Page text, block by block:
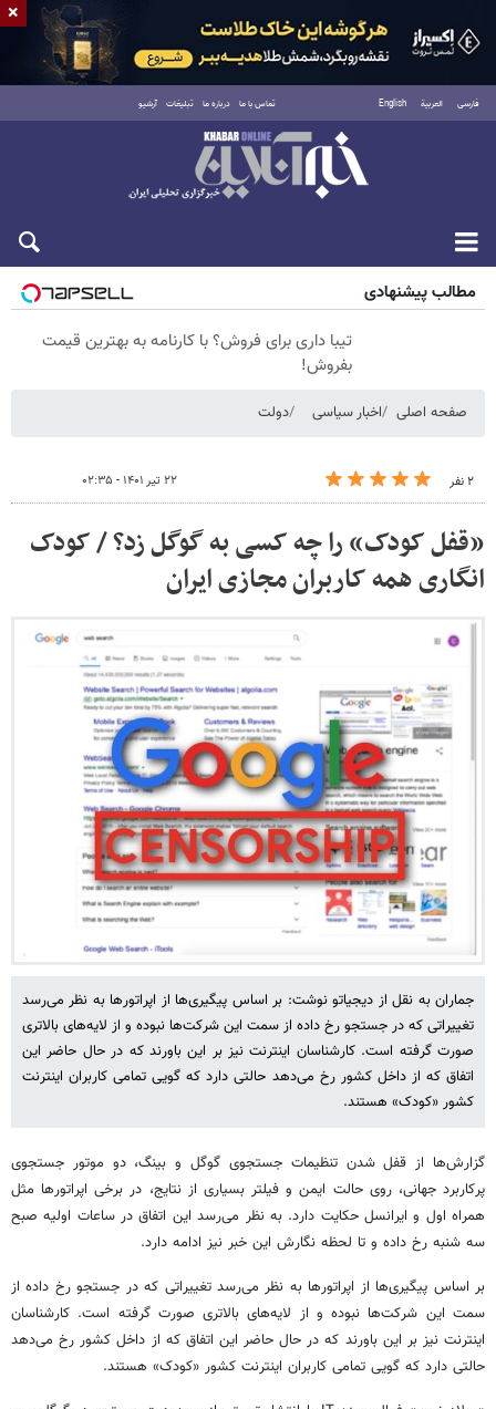
فارسی العربية English تماس با ما درباره ما تبلیغات آرشیو
شنبه ۱۷ مرداد ۱۴۰۵
مطالب پیشنهادی
تیبا داری برای فروش؟ با کارنامه به بهترین قیمت
بفروش!
صفحه اصلی اخبار سیاسی دولت
۲ نفر ۲۲ تیر ۱۴۰۱ - ۰۲:۳۵
«قفل کودک» را چه کسی به گوگل زد؟ / کودک
انگاری همه کاربران مجازی ایران
جماران به نقل از دیجیاتو نوشت: بر اساس پیگیری‌ها از اپراتورها به نظر می‌رسد
تغییراتی که در جستجو رخ داده از سمت این شرکت‌ها نبوده و از لایه‌های بالاتری
صورت گرفته است. کارشناسان اینترنت نیز بر این باورند که در حال حاضر این
اتفاق که از داخل کشور رخ می‌دهد حالتی دارد که گویی تمامی کاربران اینترنت
کشور «کودک» هستند.
گزارش‌ها از قفل شدن تنظیمات جستجوی گوگل و بینگ، دو موتور جستجوی
پرکاربرد جهانی، روی حالت ایمن و فیلتر بسیاری از نتایج، در برخی اپراتورها مثل
همراه اول و ایرانسل حکایت دارد. به نظر می‌رسد این اتفاق در ساعات اولیه صبح
سه شنبه رخ داده و تا لحظه نگارش این خبر نیز ادامه دارد.
بر اساس پیگیری‌ها از اپراتورها به نظر می‌رسد تغییراتی که در جستجو رخ داده از
سمت این شرکت‌ها نبوده و از لایه‌های بالاتری صورت گرفته است. کارشناسان
اینترنت نیز بر این باورند که در حال حاضر این اتفاق که از داخل کشور رخ می‌دهد
حالتی دارد که گویی تمامی کاربران اینترنت کشور «کودک» هستند.
×